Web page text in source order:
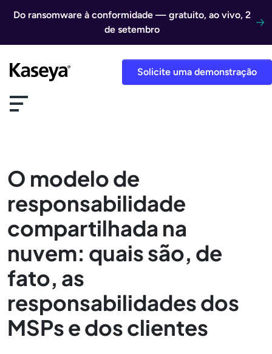
Do ransomware à conformidade — gratuito, ao vivo, 2
de setembro
Solicite uma demonstração
O modelo de
responsabilidade
compartilhada na
nuvem: quais são, de
fato, as
responsabilidades dos
MSPs e dos clientes